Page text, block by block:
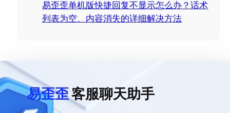
易歪歪单机版快捷回复不显示怎么办？话术
列表为空、内容消失的详细解决方法
易歪歪客服聊天助手